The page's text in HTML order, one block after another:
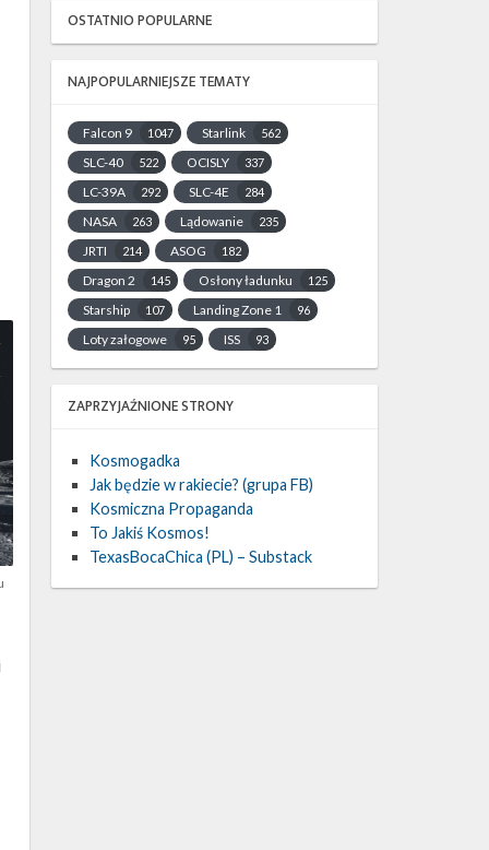
OSTATNIO POPULARNE
NAJPOPULARNIEJSZE TEMATY
Falcon 9 1047 Starlink 562
SLC-40 522 OCISLY 337
LC-39A 292 SLC-4E 284
NASA 263 Lądowanie 235
JRTI 214 ASOG 182
Dragon 2 145 Osłony ładunku 125
Starship 107 Landing Zone 1 96
Loty załogowe 95 ISS 93
ZAPRZYJAŹNIONE STRONY
Kosmogadka
Jak będzie w rakiecie? (grupa FB)
Kosmiczna Propaganda
To Jakiś Kosmos!
TexasBocaChica (PL) – Substack